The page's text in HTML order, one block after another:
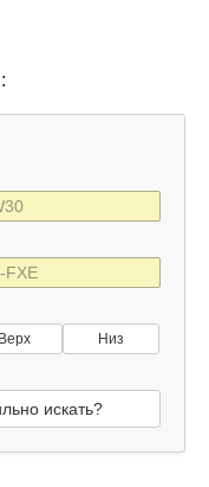
Верх Низ
искать?